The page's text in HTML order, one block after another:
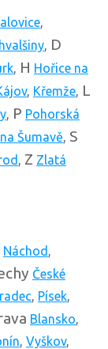
,
, D
, H Hořice na
, Křemže, L
, P Pohorská
Šumavě, S
, Z Zlatá
Náchod ,
České
, Písek,
Blansko,
, Vyškov,